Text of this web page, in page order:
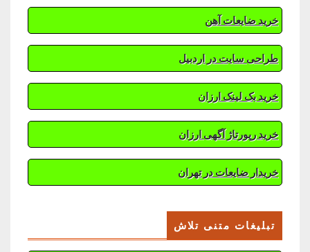
خرید ضایعات آهن
طراحی سایت در اردبیل
خرید بک لینک ارزان
خرید رپورتاژ آگهی ارزان
خریدار ضایعات در تهران
تبلیغات متنی تلاش